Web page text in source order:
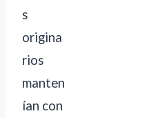
s
origina
rios
manten
ían con